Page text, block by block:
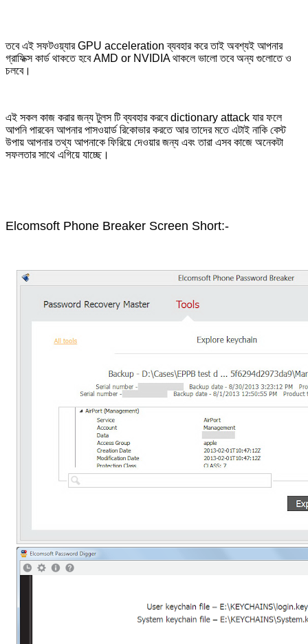
তবে এই সফটওয়্যার GPU acceleration ব্যবহার করে তাই অবশ্যই আপনার
গ্রাফিক্স কার্ড থাকতে হবে AMD or NVIDIA থাকলে ভালো তবে অন্য গুলোতে ও
চলবে।
এই সকল কাজ করার জন্য টুলস টি ব্যবহার করবে dictionary attack যার ফলে
আপনি পারবেন আপনার পাসওয়ার্ড রিকোভার করতে আর তাদের মতে এটাই নাকি বেস্ট
উপায় আপনার তথ্য আপনাকে ফিরিয়ে দেওয়ার জন্য এবং তারা এসব কাজে অনেকটা
সফলতার সাথে এগিয়ে যাচ্ছে।
Elcomsoft Phone Breaker Screen Short:-